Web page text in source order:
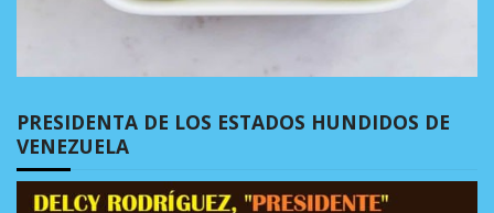
PRESIDENTA DE LOS ESTADOS HUNDIDOS DE
VENEZUELA